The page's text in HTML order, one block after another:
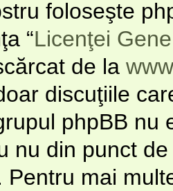
foloseşte
“Licenţei
de la
discuţiile
phpBB nu
nu din punct
Pentru mai